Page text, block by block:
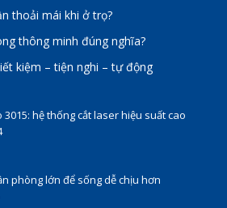
thoải mái khi ở trọ?
thông minh đúng nghĩa?
kiệm – tiện nghi – tự động
3015: hệ thống cắt laser hiệu suất cao
phòng lớn để sống dễ chịu hơn